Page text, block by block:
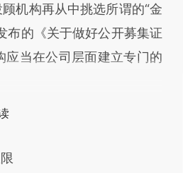
机构再从中挑选所谓的“金
布的《关于做好公开募集证
当在公司层面建立专门的